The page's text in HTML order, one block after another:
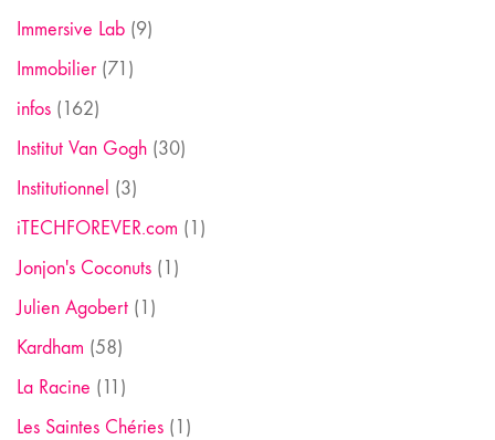
Immersive Lab (9)
Immobilier(71)
infos (162)
Institut Van Gogh (30)
Institutionnel (3)
iTECHFOREVER.com (1)
Jonjon's Coconuts (1)
Julien Agobert (1)
Kardham (58)
La Racine (11)
Les Saintes Chéries (1)